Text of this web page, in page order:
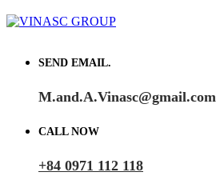
SEND EMAIL.
M.and.A.Vinasc@gmail.com
CALL NOW
+84 0971 112 118